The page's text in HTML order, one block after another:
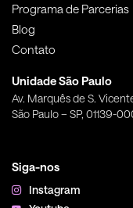
Programa de Parcerias
Blog
Contato
Unidade São Paulo
Av. Marquês de S.
São Paulo – SP, 01139-
Siga-nos
Instagram